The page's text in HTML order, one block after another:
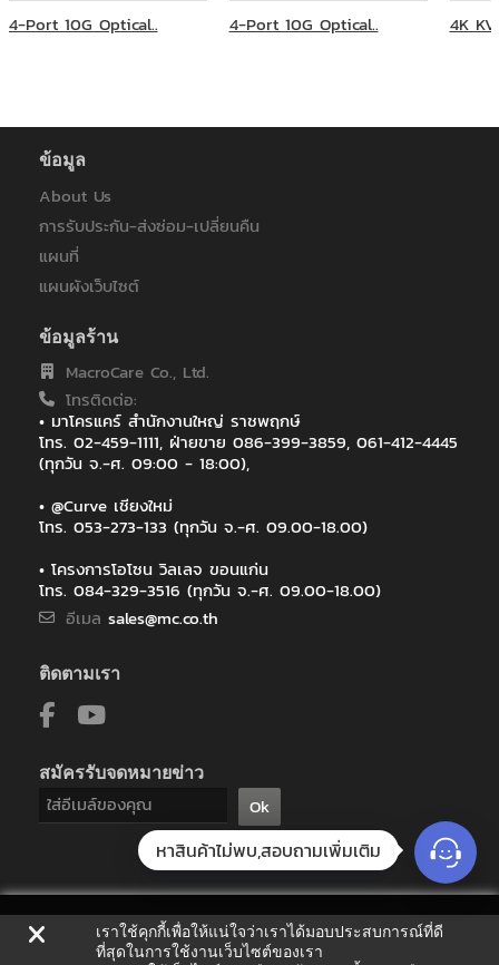
การไฟฟ้าส่วนภูมิภาคสาขาหาดใหญ่
คณะครุศาสตร์อุตสาหกรรมและเทคโนโลยี มหาวิทยาลัยเทคโนโลยี
พระนครเหนือ
คณะสัตวแพทยศาสตร์ มหาวิทยาลัยเกษตรศาสตร์
คณะแพทยศาสตร์ มหาวิทยาลัยมหิดล โรงพยาบาลรามาธิบดี
บริษัท กรุงเทพโทรทัศน์และวิทยุ จำกัด
บริษัท กัลฟ์ เจพี เอ็นเอส จำกัด
บริษัท ทรัยโมทีฟ เอเซีย แปซิฟิค จำกัด
บริษัท ออโตสตอร์ จำกัด
บริษัท โซริเมะ (ประเทศไทย) จำกัด
บริษัท โรงพยาบาลวิภาวดี จำกัด (มหาชน)
ภาควิชาคณะวิศวะ โยธา สถาบันเทคโนโลยีพระจอมเกล้าเจ้าคุณทหาร
ลาดกระบัง
ภาควิชาวิสัญญีวิทยา คณะแพทยศาสตร์ มหาวิทยาลัยเชียงใหม่
มหาวิทยาลัยกรุงเทพ
มหาวิทยาลัยมหาสารคาม
มหาวิทยาลัยมหิดล
มหาวิทยาลัยสงขลานครินทร์
มหาวิทยาลัยสงขลานครินทร์ วิทยาเขตหาดใหญ่
มหาวิทยาลัยเกษตรศาสตร์ วิทยาเขตศรีราชา
มหาวิทยาลัยเทคโนโลยีราชมงคลศรีวิชัย วิทยาเขตนครศรีธรรมราช ไส
มูลนิธิพันธบริกร
วิทยาลัยสหวิทยาการ เกาะสมุย มหาวิทยาลัยราชภัฏสุราษฎร์ธานี
ศูนย์แพทยศาสตรศึกษาชั้นคลินิก โรงพยาบาลพุทธโสธร
สถาบันบัณฑิตศึกษาจุฬาภรณ์
สถาบันเทคโนโลยีนิวเคลียร์แห่งชาติ
สมาคมสารพิษจากเชื้อราแห่งประเทศไทย
สหกรณ์เครดิตยูเนี่ยนเมืองจันท์ จำกัด
สำนักการศึกษาและนวัตกรรมการเรียนรู้ มหาวิทยาลัยสงขลานครินทร์
สำนักงานศูนย์ราชการเฉลิมพระเกียรติ 80 พรรษา
4-Port 10G Optical.. 4-Port 10G Optical.. 4K
ข้อมูล
About Us
การรับประกัน-ส่งซ่อม-เปลี่ยนคืน
แผนที่
แผนผังเว็บไซต์
ข้อมูลร้าน
MacroCare Co., Ltd.
โทรติดต่อ:
• มาโครแคร์ สำนักงานใหญ่ ราชพฤกษ์
โทร. 02-459-1111, ฝ่ายขาย 086-399-3859, 061-412-4445
(ทุกวัน จ.-ศ. 09:00 - 18:00),
• @Curve เชียงใหม่
โทร. 053-273-133 (ทุกวัน จ.-ศ. 09.00-18.00)
• โครงการโอโซน วิลเลจ ขอนแก่น
โทร. 084-329-3516 (ทุกวัน จ.-ศ. 09.00-18.00)
อีเมล sales@mc.co.th
ติดตามเรา
สมัครรับจดหมายข่าว
Ok
เราใช้คุกกี้เพื่อให้แน่ใจว่าเราได้มอบประสบการณ์ที่ดี
ที่สุดในการใช้งานเว็บไซต์ของเรา
หาสินค้าไม่พบ,สอบถามเพิ่มเติม